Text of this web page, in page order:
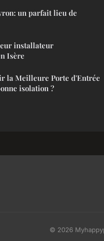
un parfait lieu de
installateur
Isère
la Meilleure Porte d'Entrée
isolation ?
© 2026